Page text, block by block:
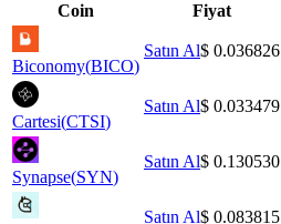
Coin Fiyat
Biconomy(BICO)
Satın Al⁦$⁩ 0.036826
Cartesi(CTSI)
Satın Al⁦$⁩ 0.033479
Synapse(SYN)
Satın Al⁦$⁩ 0.130530
Satın Al⁦$⁩ 0.083815